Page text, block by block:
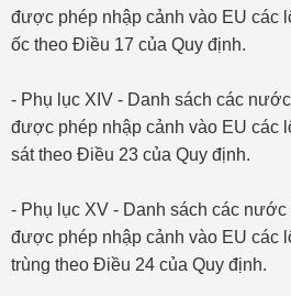
được phép nhập cảnh vào EU các
ốc theo Điều 17 của Quy định.
- Phụ lục XIV - Danh sách các
được phép nhập cảnh vào EU các
sát theo Điều 23 của Quy định.
- Phụ lục XV - Danh sách các
được phép nhập cảnh vào EU các
trùng theo Điều 24 của Quy định.